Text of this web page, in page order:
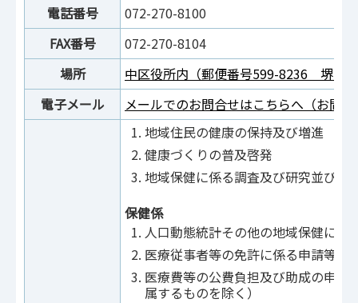
電話番号
072-270-8100
FAX番号
072-270-8104
場所
中区役所内（郵便番号599-8236 堺市
電子メール
メールでのお問合せはこちらへ（お問
地域住民の健康の保持及び増進
健康づくりの普及啓発
地域保健に係る調査及び研究並びに
保健係
人口動態統計その他の地域保健に係
医療従事者等の免許に係る申請等の
医療費等の公費負担及び助成の申請
属するものを除く）